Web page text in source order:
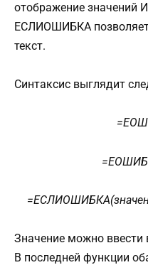
отображение
ЕСЛИОШИБКА
текст.
Синтаксис выглядит
Значение можно ввести
В последней функции